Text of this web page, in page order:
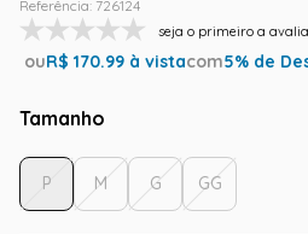
Referência: 726124
seja o primeiro a
ouR$ 170.99 à vistacom5% de
Tamanho
P M G GG